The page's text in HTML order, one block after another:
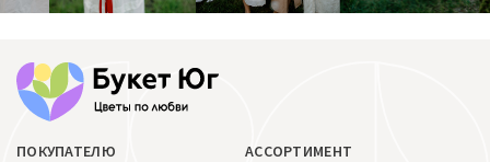
ПОКУПАТЕЛЮ
АССОРТИМЕНТ